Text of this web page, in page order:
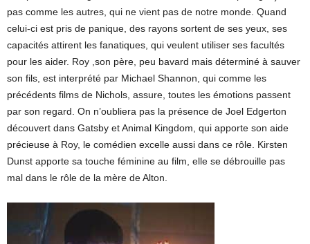
pas comme les autres, qui ne vient pas de notre monde. Quand
celui-ci est pris de panique, des rayons sortent de ses yeux, ses
capacités attirent les fanatiques, qui veulent utiliser ses facultés
pour les aider. Roy ,son père, peu bavard mais déterminé à sauver
son fils, est interprété par Michael Shannon, qui comme les
précédents films de Nichols, assure, toutes les émotions passent
par son regard. On n’oubliera pas la présence de Joel Edgerton
découvert dans Gatsby et Animal Kingdom, qui apporte son aide
précieuse à Roy, le comédien excelle aussi dans ce rôle. Kirsten
Dunst apporte sa touche féminine au film, elle se débrouille pas
mal dans le rôle de la mère de Alton.